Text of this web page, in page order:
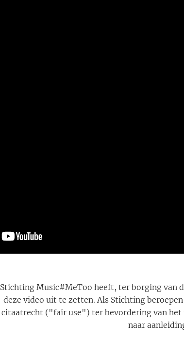
Stichting Music#MeToo heeft, ter borging van
deze video uit te zetten. Als Stichting
citaatrecht ("fair use") ter bevordering van het
naar